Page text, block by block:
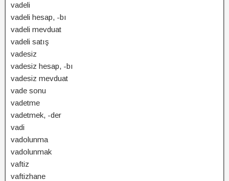
vadeli
vadeli hesap, -bı
vadeli mevduat
vadeli satış
vadesiz
vadesiz hesap, -bı
vadesiz mevduat
vade sonu
vadetme
vadetmek, -der
vadi
vadolunma
vadolunmak
vaftiz
vaftizhane